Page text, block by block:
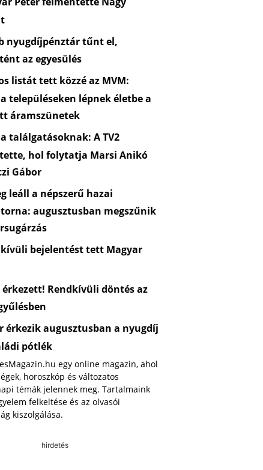
nyugdíjpénztár tűnt el,
az egyesülés
listát tett közzé az MVM:
a településeken lépnek életbe a
áramszünetek
a találgatásoknak: A TV2
hol folytatja Marsi Anikó
Gábor
leáll a népszerű hazai
augusztusban megszűnik
bejelentést tett Magyar
érkezett! Rendkívüli döntés az
érkezik augusztusban a nyugdíj
pótlék
egy online magazin, ahol
horoszkóp és változatos
témák jelennek meg. Tartalmaink
felkeltése és az olvasói
kiszolgálása.
hirdetés